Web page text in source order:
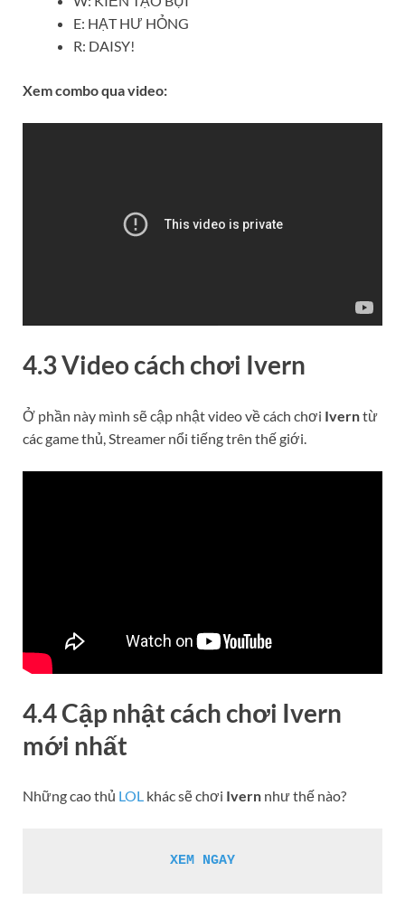
E: HẠT HƯ HỎNG
R: DAISY!
Xem combo qua video:
4.3 Video cách chơi Ivern
Ở phần này mình sẽ cập nhật video về cách chơi Iverntừ
các game thủ, Streamer nổi tiếng trên thế giới.
4.4 Cập nhật cách chơi Ivern
mới nhất
Những cao thủ LOL khác sẽ chơi Ivern như thế nào?
XEM NGAY